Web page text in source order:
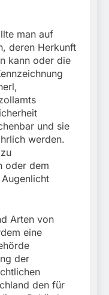
man auf
deren Herkunft
kann oder die
und sie
werden.
oder dem
Arten von
eine
der
den für